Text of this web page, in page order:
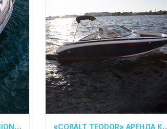
АРЕНДА КАТЕРА «EXPRESSION 33» В САНКТ-ПЕТЕРБУРГЕ «COBALT